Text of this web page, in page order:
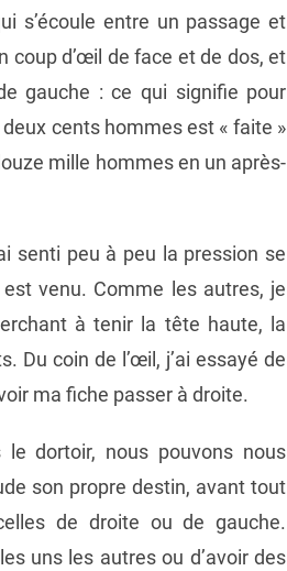
s’écoule entre un passage et
coup d’œil de face et de dos, et
gauche : ce qui signifie pour
cents hommes est « faite »
mille hommes en un après-
senti peu à peu la pression se
venu. Comme les autres, je
à tenir la tête haute, la
Du coin de l’œil, j’ai essayé de
ma fiche passer à droite.
dortoir, nous pouvons nous
son propre destin, avant tout
de droite ou de gauche.
uns les autres ou d’avoir des